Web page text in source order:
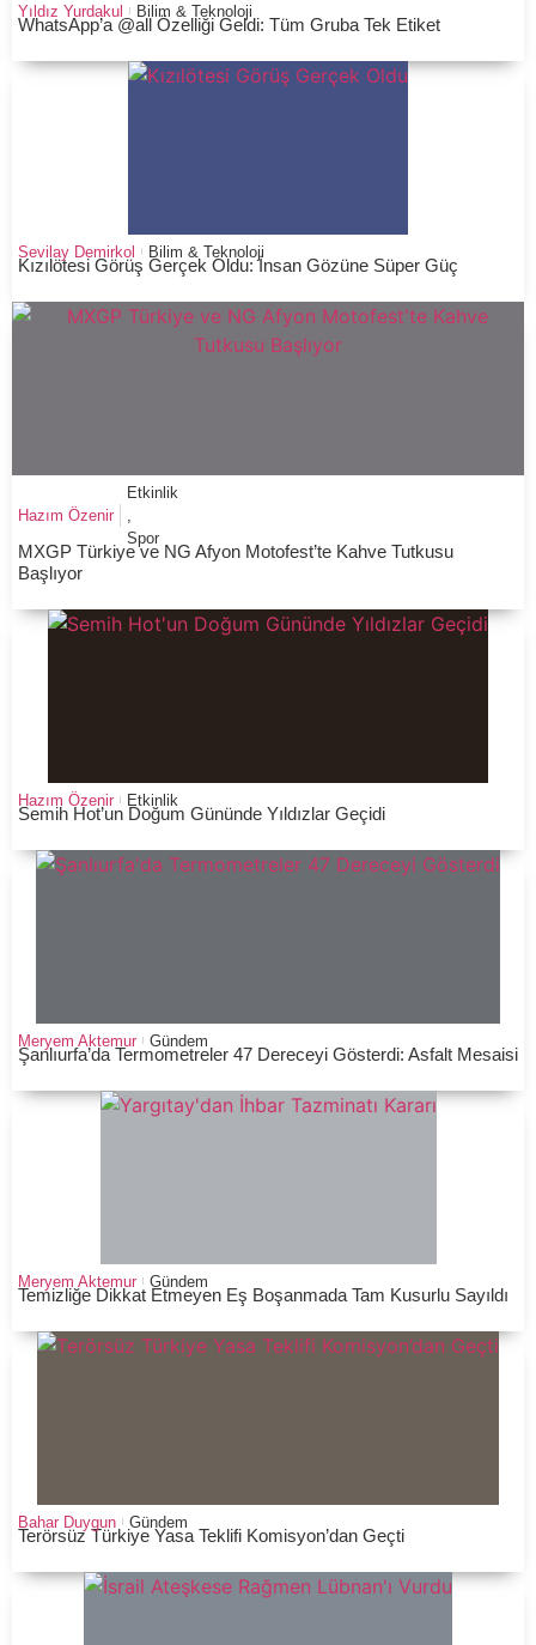
Yıldız Yurdakul Bilim & Teknoloji
WhatsApp’a @all Özelliği Geldi: Tüm Gruba Tek Etiket
Sevilay Demirkol Bilim & Teknoloji
Kızılötesi Görüş Gerçek Oldu: İnsan Gözüne Süper Güç
Hazım Özenir
Etkinlik
Spor
MXGP Türkiye ve NG Afyon Motofest’te Kahve Tutkusu
Başlıyor
Hazım Özenir Etkinlik
Semih Hot’un Doğum Gününde Yıldızlar Geçidi
Meryem Aktemur Gündem
Şanlıurfa’da Termometreler 47 Dereceyi Gösterdi: Asfalt Mesaisi
Meryem Aktemur Gündem
Temizliğe Dikkat Etmeyen Eş Boşanmada Tam Kusurlu Sayıldı
Bahar Duygun Gündem
Terörsüz Türkiye Yasa Teklifi Komisyon’dan Geçti